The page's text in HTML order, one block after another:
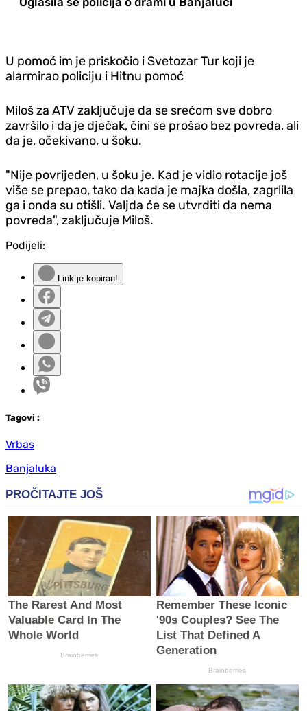
U pomoć im je priskočio i Svetozar Tur koji je
alarmirao policiju i Hitnu pomoć
Miloš za ATV zaključuje da se srećom sve dobro
završilo i da je dječak, čini se prošao bez povreda, ali
da je, očekivano, u šoku.
"Nije povrijeđen, u šoku je. Kad je vidio rotacije još
više se prepao, tako da kada je majka došla, zagrlila
ga i onda su otišli. Valjda će se utvrditi da nema
povreda", zaključuje Miloš.
Podijeli:
Link je kopiran!
Tagovi :
Vrbas
Banjaluka